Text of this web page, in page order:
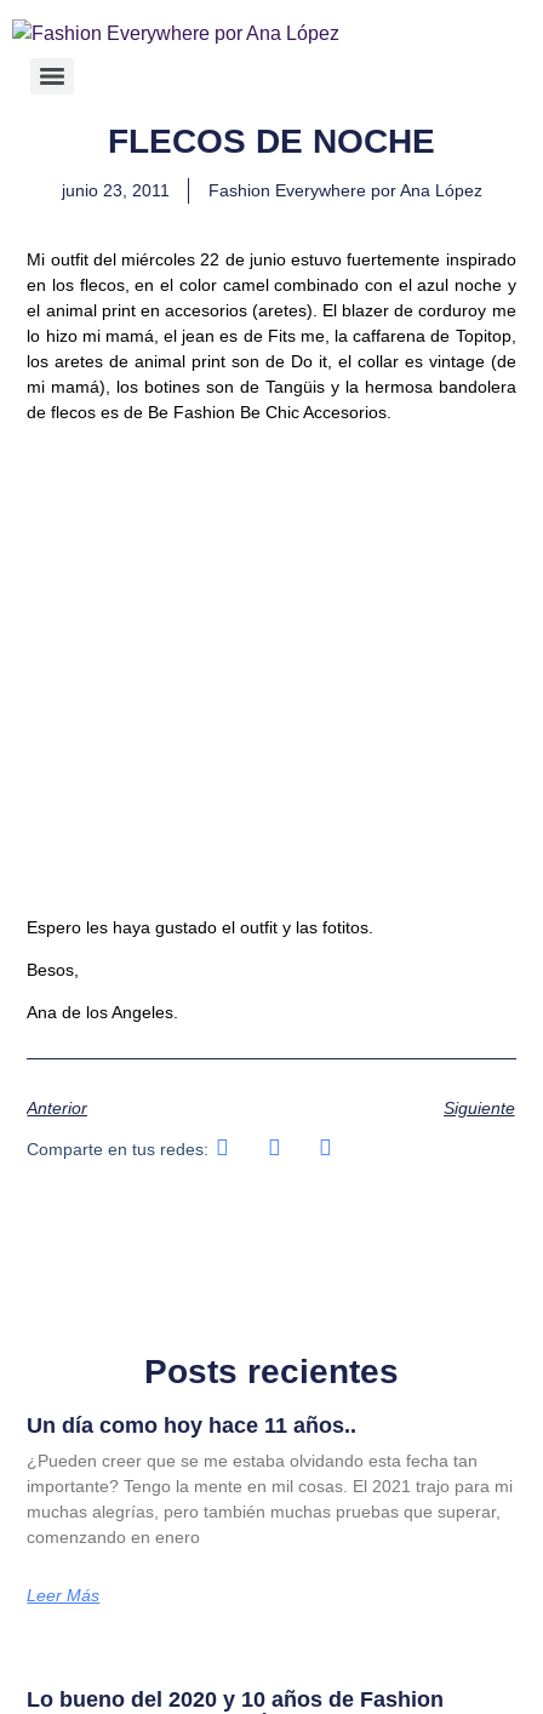
FLECOS DE NOCHE
junio 23, 2011 Fashion Everywhere por Ana López
Mi outfit del miércoles 22 de junio estuvo fuertemente inspirado
en los flecos, en el color camel combinado con el azul noche y
el animal print en accesorios (aretes). El blazer de corduroy me
lo hizo mi mamá, el jean es de Fits me, la caffarena de Topitop,
los aretes de animal print son de Do it, el collar es vintage (de
mi mamá), los botines son de Tangüis y la hermosa bandolera
de flecos es de Be Fashion Be Chic Accesorios
Espero les haya gustado el outfit y las fotitos.
Besos,
Ana de los Angeles.
Anterior Siguiente
Comparte en tus redes:
Posts recientes
Un día como hoy hace 11 años..
¿Pueden creer que se me estaba olvidando esta fecha tan
importante? Tengo la mente en mil cosas. El 2021 trajo para mi
muchas alegrías, pero también muchas pruebas que superar,
comenzando en enero
Leer Más
Lo bueno del 2020 y 10 años de Fashion